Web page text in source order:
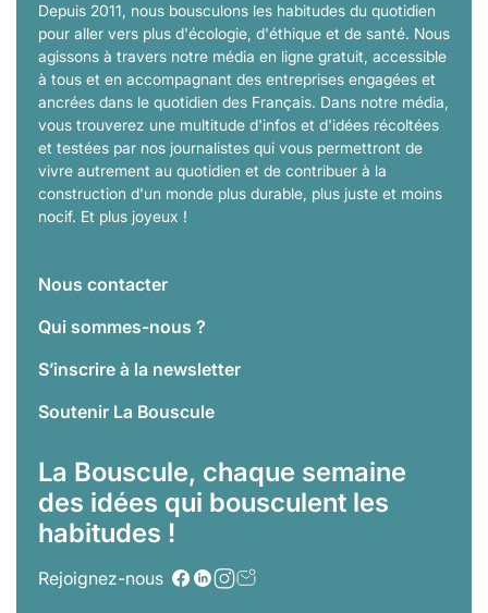
Depuis 2011, nous bousculons les habitudes du quotidien
pour aller vers plus d'écologie, d'éthique et de santé. Nous
agissons à travers notre média en ligne gratuit, accessible
à tous et en accompagnant des entreprises engagées et
ancrées dans le quotidien des Français. Dans notre média,
vous trouverez une multitude d'infos et d'idées récoltées
et testées par nos journalistes qui vous permettront de
vivre autrement au quotidien et de contribuer à la
construction d'un monde plus durable, plus juste et moins
nocif. Et plus joyeux !
Nous contacter
Qui sommes-nous ?
S’inscrire à la newsletter
Soutenir La Bouscule
La Bouscule, chaque semaine
des idées qui bousculent les
habitudes !
Rejoignez-nous